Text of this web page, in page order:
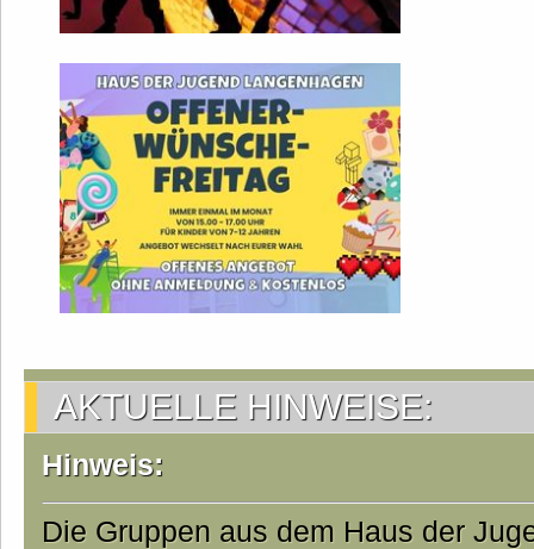
AKTUELLE HINWEISE:
Hinweis:
Die Gruppen aus dem Haus der